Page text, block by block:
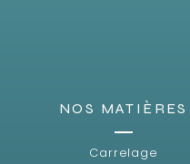
NOS MATIÈRES
Carrelage